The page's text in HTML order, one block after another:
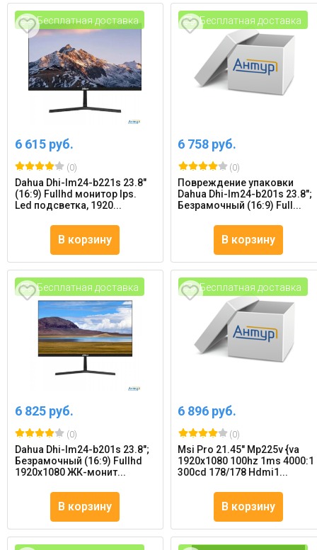
Бесплатная доставка
6 615 руб.
(0)
Dahua Dhi-lm24-b221s 23.8"
(16:9) Fullhd монитор Ips.
Led подсветка, 1920...
В корзину
Бесплатная доставка
6 758 руб.
(0)
Повреждение упаковки
Dahua Dhi-lm24-b201s 23.8";
Безрамочный (16:9) Full...
В корзину
Бесплатная доставка
6 825 руб.
(0)
Dahua Dhi-lm24-b201s 23.8";
Безрамочный (16:9) Fullhd
1920x1080 ЖК-монит...
В корзину
Бесплатная доставка
6 896 руб.
(0)
Msi Pro 21.45" Mp225v {va
1920x1080 100hz 1ms 4000:1
300cd 178/178 Hdmi1...
В корзину